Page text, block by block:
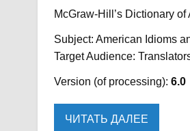
McGraw-Hill’s Dictionary
Subject: American Idioms
Target Audience:
Version (of processing): 6.0
ЧИТАТЬ ДАЛЕЕ